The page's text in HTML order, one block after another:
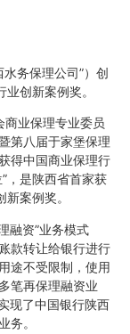
务保理公司”）创
创新案例奖。
业保理专业委员
第八届于家堡保理
得中国商业保理行
，是陕西省首家获
案例奖。
融资”业务模式
款转让给银行进行
途不受限制，使用
笔再保理融资业
现了中国银行陕西
务。